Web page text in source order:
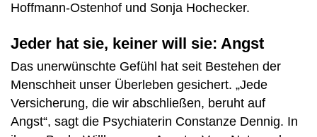
Hoffmann-Ostenhof und Sonja Hochecker.
Jeder hat sie, keiner will sie: Angst
Das unerwünschte Gefühl hat seit Bestehen der
Menschheit unser Überleben gesichert. „Jede
Versicherung, die wir abschließen, beruht auf
Angst“, sagt die Psychiaterin Constanze Dennig. In